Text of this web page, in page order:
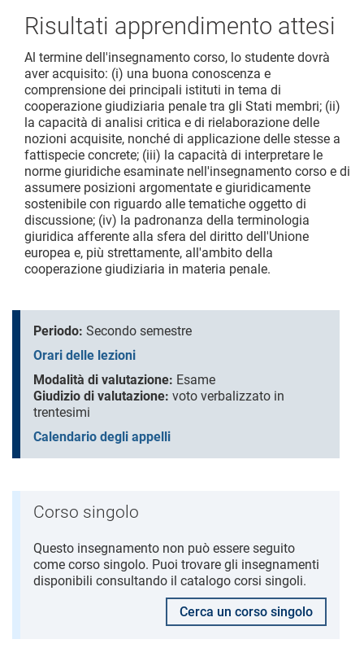
Risultati apprendimento attesi
Al termine dell'insegnamento corso, lo studente dovrà
aver acquisito: (i) una buona conoscenza e
comprensione dei principali istituti in tema di
cooperazione giudiziaria penale tra gli Stati membri; (ii)
la capacità di analisi critica e di rielaborazione delle
nozioni acquisite, nonché di applicazione delle stesse a
fattispecie concrete; (iii) la capacità di interpretare le
norme giuridiche esaminate nell'insegnamento corso e di
assumere posizioni argomentate e giuridicamente
sostenibile con riguardo alle tematiche oggetto di
discussione; (iv) la padronanza della terminologia
giuridica afferente alla sfera del diritto dell'Unione
europea e, più strettamente, all'ambito della
cooperazione giudiziaria in materia penale.
Periodo: Secondo semestre
Orari delle lezioni
Modalità di valutazione: Esame
Giudizio di valutazione: voto verbalizzato in
trentesimi
Calendario degli appelli
Corso singolo
Questo insegnamento non può essere seguito
come corso singolo. Puoi trovare gli insegnamenti
disponibili consultando il catalogo corsi singoli.
Cerca un corso singolo